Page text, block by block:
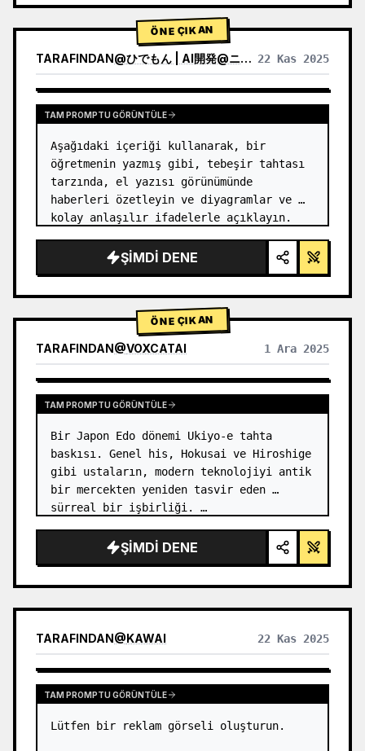
ÖNE ÇIKAN
TARAFINDAN@ひでもん | AI開発@ニュース発信 22 Kas 2025
DIĞER MODELLERIN SONUÇLARINI GÖRÜNTÜLE
TAM PROMPTU GÖRÜNTÜLE
Aşağıdaki içeriği kullanarak, bir
öğretmenin yazmış gibi, tebeşir tahtası
tarzında, el yazısı görünümünde
haberleri özetleyin ve diyagramlar ve
kolay anlaşılır ifadelerle açıklayın.
ŞIMDI DENE
ÖNE ÇIKAN
TARAFINDAN@VOXCATAI 1 Ara 2025
TAM PROMPTU GÖRÜNTÜLE
Bir Japon Edo dönemi Ukiyo-e tahta
baskısı. Genel his, Hokusai ve Hiroshige
gibi ustaların, modern teknolojiyi antik
bir mercekten yeniden tasvir eden
sürreal bir işbirliği. …
ŞIMDI DENE
TARAFINDAN@KAWAI 22 Kas 2025
TAM PROMPTU GÖRÜNTÜLE
Lütfen bir reklam görseli oluşturun.